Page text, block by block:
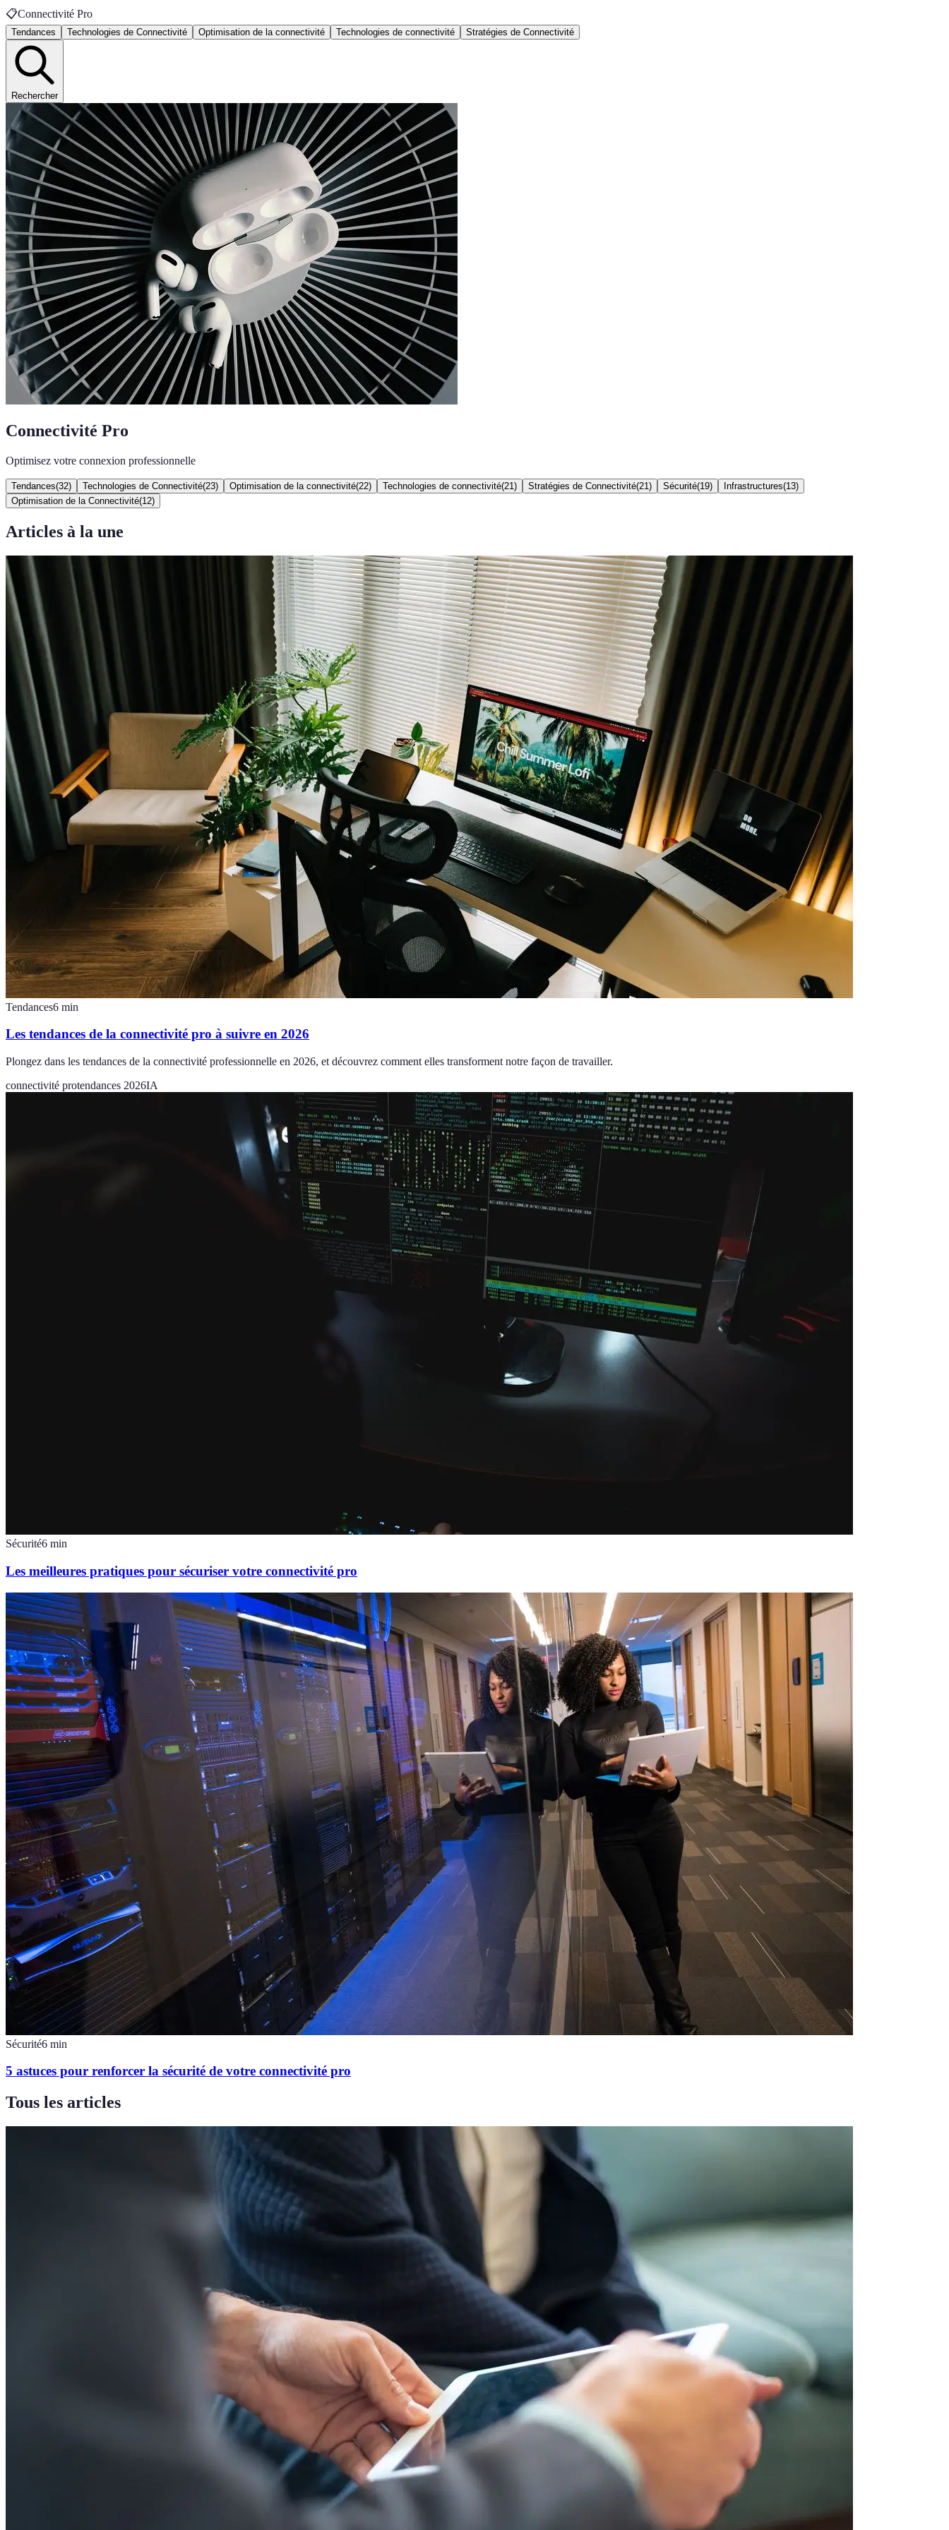
📋Connectivité Pro
Tendances Technologies de Connectivité Optimisation de la connectivité Technologies de connectivité Stratégies de Connectivité
Rechercher
Connectivité Pro
Optimisez votre connexion professionnelle
Tendances(32) Technologies de Connectivité(23) Optimisation de la connectivité(22) Technologies de connectivité(21 ) Stratégies de Connectivité(21 ) Sécurité(19) Infrastructures(13)
Optimisation de la Connectivité(12)
Articles à la une
Tendances6 min
Les tendances de la connectivité pro à suivre en 2026
Plongez dans les tendances de la connectivité professionnelle en 2026, et découvrez comment elles transforment notre façon de travailler.
connectivité protendances 2026IA
Sécurité6 min
Les meilleures pratiques pour sécuriser votre connectivité pro
Sécurité6 min
5 astuces pour renforcer la sécurité de votre connectivité pro
Tous les articles